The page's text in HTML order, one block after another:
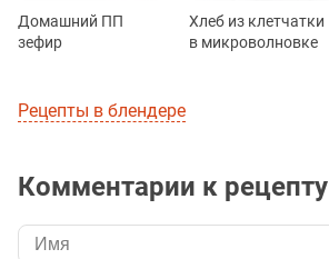
Домашний ПП
зефир
Хлеб из клетчатки
в микроволновке
Рецепты в блендере
Комментарии к рецепту